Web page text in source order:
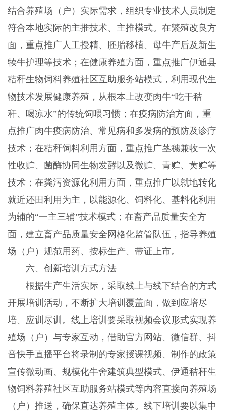
结合养殖场（户）实际需求，组织专业技术人员制定
符合本地实际的主推技术、主推模式。在繁殖改良方
面，重点推广人工授精、胚胎移植、母牛产后及新生
犊牛护理等技术；在健康养殖方面，重点推广伊通县
秸秆生物饲料养殖社区互助服务站模式，利用现代生
物技术发展健康养殖，从根本上改变肉牛“吃干秸
秆、喝凉水”的传统饲喂习惯；在疫病防治方面，重
点推广肉牛疫病防治、常见病和多发病的预防及诊疗
技术；在秸秆饲料利用方面，重点推广茎穗兼收一次
性收贮、菌酶协同生物发酵以及微贮、青贮、黄贮等
技术；在粪污资源化利用方面，重点推广以就地转化
就近还田利用为主，以能源化、饲料化、基料化利用
为辅的“一主三辅”技术模式；在畜产品质量安全方
面，建立畜产品质量安全网格化监管队伍，指导养殖
场（户）规范用药、按标生产、带证上市。
六、创新培训方式方法
根据生产生活实际，采取线上与线下结合的方式
开展培训活动，不断扩大培训覆盖面，做到应培尽
培、应训尽训。线上培训要采取视频会议形式实现养
殖场（户）与专家互动，借助官方网站、微信群、抖
音快手直播平台将录制的专家授课视频、制作的政策
宣传微动画、规模化牛舍建筑典型模式、伊通秸秆生
物饲料养殖社区互助服务站模式等内容直接向养殖场
（户）推送，确保直达养殖主体。线下培训要以集中